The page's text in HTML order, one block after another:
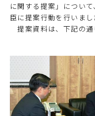
に関する提案」につい
臣に提案行動を行いまし
提案資料は、下記の通